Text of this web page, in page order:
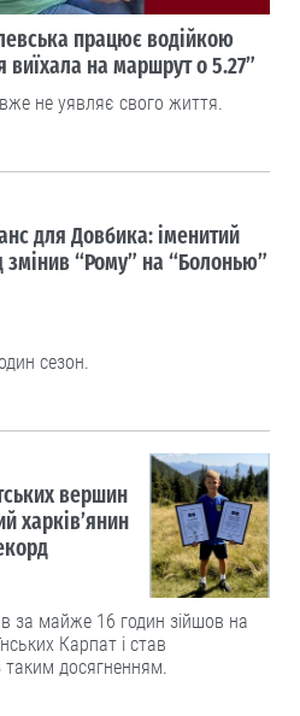
працює водійкою
виїхала на маршрут о 5.27”
вже не уявляє свого життя.
для Довбика: іменитий
“Рому” на “Болонью”
сезон.
вершин
харків’янин
за майже 16 годин зійшов на
Карпат і став
досягненням.